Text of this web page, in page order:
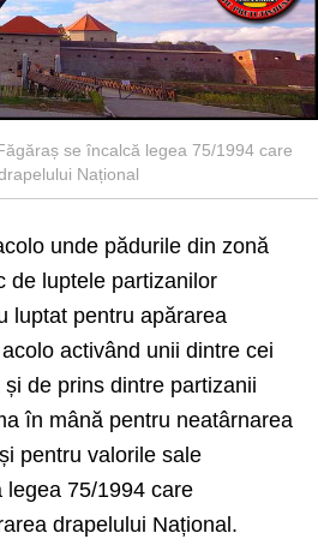
se încalcă legea 75/1994 care
Național
unde pădurile din zonă
de luptele partizanilor
luptat pentru apărarea
activând unii dintre cei
de prins dintre partizanii
în mână pentru neatârnarea
pentru valorile sale
legea 75/1994 care
drapelului Național.